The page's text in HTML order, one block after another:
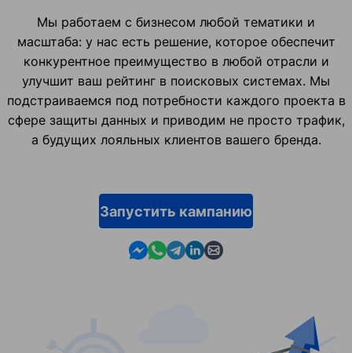
Мы работаем с бизнесом любой тематики и
масштаба: у нас есть решение, которое обеспечит
конкурентное преимущество в любой отрасли и
улучшит ваш рейтинг в поисковых системах. Мы
подстраиваемся под потребности каждого проекта в
сфере защиты данных и приводим не просто трафик,
а будущих лояльных клиентов вашего бренда.
Запустить кампанию
Contact us in Messenger
Contact us in WhatsApp
Contact us in Telegram
Contact us in Linkedin
Contact us by email